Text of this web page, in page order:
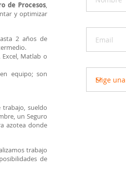
de Procesos,
y optimizar
2 años de
Matlab o
equipo; son
sueldo
un Seguro
azotea donde
trabajo
de